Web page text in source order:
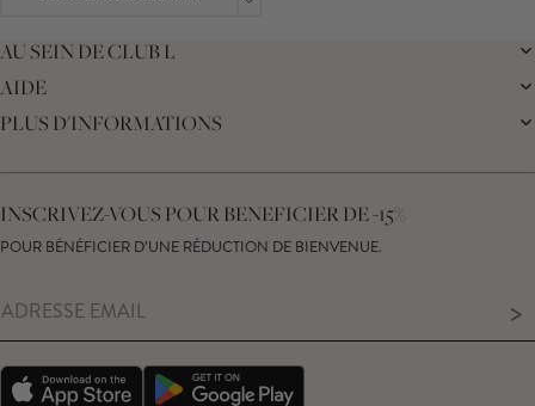
AU SEIN DE CLUB L
LA MARQUE
JOURNAL
AIDE
LIVRAISON
NOUS CONTACTER
CONSEILS D'ENTRETIEN DE VOS PRODUITS
PLUS D'INFORMATIONS
CARTE CADEAU
DÉCLARATION SUR L’ESCLAVAGE MODERNE
DROIT DE RÉTRACTATION
INSCRIVEZ-VOUS POUR BENEFICIER DE -15%
POUR BÉNÉFICIER D’UNE RÉDUCTION DE BIENVENUE.
>